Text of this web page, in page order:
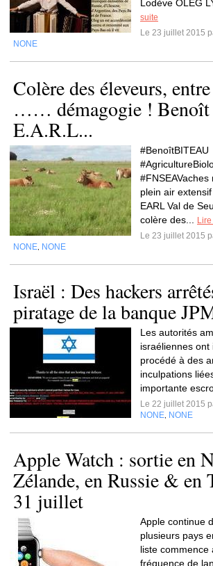
Lodève OLEG
suite
Le 23 juillet 2015
NONE
Colère des éleveurs,
…… démagogie !
E.A.R.L...
#BenoîtBITEAU
plein air
EARL Val de
colère des...
Le 23 juillet 2015
NONE NONE
Israël : Des hackers
piratage de la banque
Les autorités
israéliennes ont
procédé à des
inculpations
importante
Le 22 juillet 2015
NONE NONE
Apple Watch : sortie en
Zélande, en Russie & en
31 juillet
Apple continue
plusieurs pays
liste commence
fréquence de